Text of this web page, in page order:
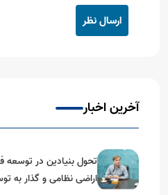
ارسال نظر
آخرین اخبار
تحول بنیادین در
اراضی نظامی و گذار به